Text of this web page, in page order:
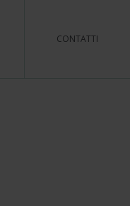
CONTATTI